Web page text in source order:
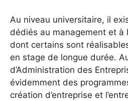
Au niveau universitaire, il
dédiés au management et à
dont certains sont
en stage de longue durée.
d’Administration des
évidemment des
création d’entreprise et